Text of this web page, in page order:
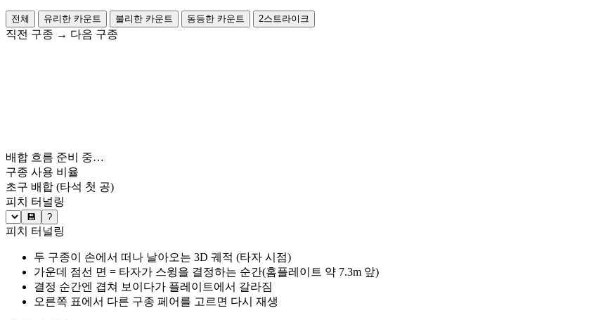
전체 유리한 카운트 불리한 카운트 동등한 카운트 2스트라이크
직전 구종 → 다음 구종
배합 흐름 준비 중…
구종 사용 비율
초구 배합 (타석 첫 공)
피치 터널링
💾 ?
피치 터널링
두 구종이 손에서 떠나 날아오는 3D 궤적 (타자 시점)
가운데 점선 면 = 타자가 스윙을 결정하는 순간(홈플레이트 약 7.3m 앞)
결정 순간엔 겹쳐 보이다가 플레이트에서 갈라짐
오른쪽 표에서 다른 구종 페어를 고르면 다시 재생